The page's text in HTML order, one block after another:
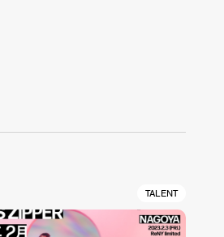
TALENT